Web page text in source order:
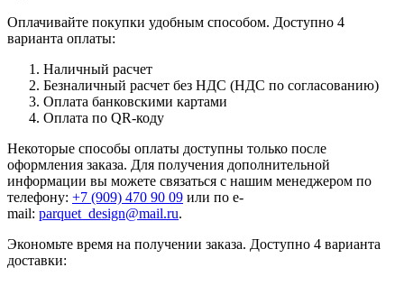
Оплачивайте покупки удобным способом. Доступно 4
варианта оплаты:
Наличный расчет
Безналичный расчет без НДС (НДС по согласованию)
Оплата банковскими картами
Оплата по QR-коду
Некоторые способы оплаты доступны только после
оформления заказа. Для получения дополнительной
информации вы можете связаться с нашим менеджером по
телефону: +7 (909) 470 90 09 или по e-
mail: parquet_design@mail.ru.
Экономьте время на получении заказа. Доступно 4 варианта
доставки: